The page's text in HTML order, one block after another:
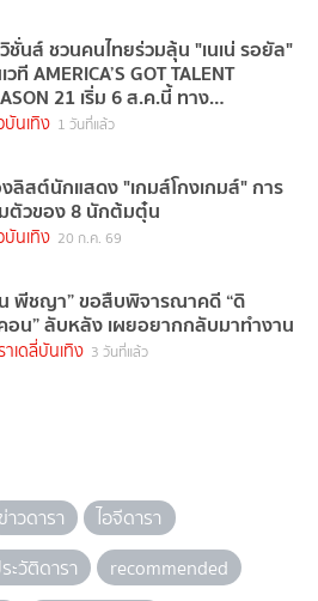
ชั่นส์ ชวนคนไทยร่วมลุ้น "เนเน่ รอยัล"
วที AMERICA’S GOT TALENT
21 เริ่ม 6 ส.ค.นี้ ทาง
NOW
บันเทิง 1 วันที่แล้ว
ลิสต์นักแสดง "เกมส์โกงเกมส์" การ
ตัวของ 8 นักต้มตุ๋น
บันเทิง 20 ก.ค. 69
พีชญา” ขอสืบพิจารณาคดี “ดิ
อน” ลับหลัง เผยอยากกลับมาทำงาน
าเดลี่บันเทิง 3 วันที่แล้ว
ข่าวดารา
ไอจีดารา
ะวัติดารา
recommended